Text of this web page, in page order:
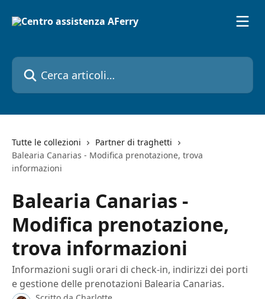
Cerca articoli…
Tutte le collezioni
Partner di traghetti
Balearia Canarias - Modifica prenotazione, trova
informazioni
Balearia Canarias -
Modifica prenotazione,
trova informazioni
Informazioni sugli orari di check-in, indirizzi dei porti
e gestione delle prenotazioni Balearia Canarias.